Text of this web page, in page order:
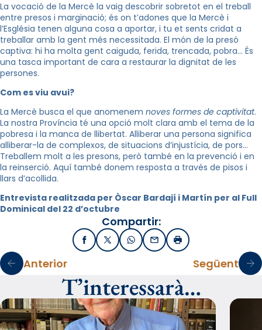
La vocació de la Mercè la vaig descobrir sobretot en el treball
entre presos i marginació; és on t’adones que la Mercè i
l’Església tenen alguna cosa a aportar, i tu et sents cridat a
treballar amb la gent més necessitada. El món de la presó
captiva: hi ha molta gent caiguda, ferida, trencada, pobra… És
una tasca important de cara a restaurar la dignitat de les
persones.
Com es viu avui?
La Mercè busca el que anomenem noves formes de captivitat.
La nostra Província té una opció molt clara amb el tema de la
pobresa i la manca de llibertat. Alliberar una persona significa
alliberar-la de complexos, de situacions d’injustícia, de pors…
Treballem molt a les presons, però també en la prevenció i en
la reinserció. Aquí també donem resposta a través de pisos i
llars d’acollida.
Entrevista realitzada per Òscar Bardají i Martín per al Full
Dominical del 22 d’octubre
Compartir:
FacebookX / TwitterWhatsApp
EmailImprimir
Anterior Següent
T’interessarà…